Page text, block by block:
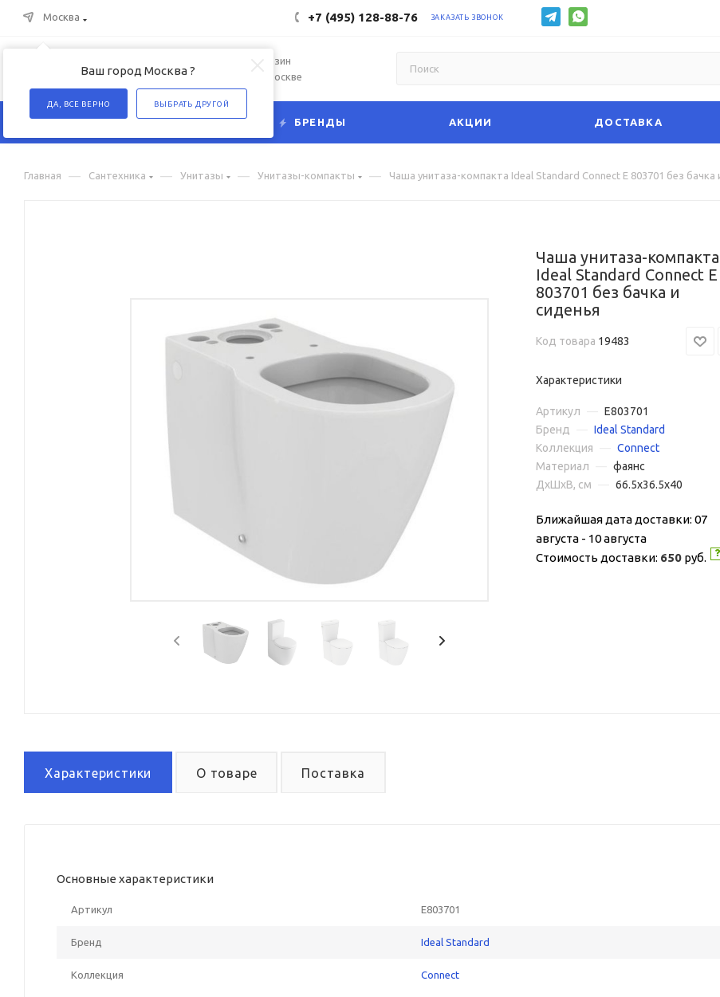
Москва
Ваш город Москва ?
ДА, ВСЕ ВЕРНО ВЫБРАТЬ ДРУГОЙ
+7 (495) 128-88-76 ЗАКАЗАТЬ ЗВОНОК
Интернет-магазин
сантехники в Москве
КАТАЛОГ БРЕНДЫ АКЦИИ ДОСТАВКА
Главная — Сантехника — Унитазы — Унитазы-компакты — Чаша унитаза-компакта Ideal Standard Connect E 803701 без бачка
Чаша унитаза-компакта
Ideal Standard Connect E
803701 без бачка и
сиденья
Код товара 19483
Характеристики
Артикул
E803701
Бренд
Ideal Standard
Коллекция
Connect
Материал
фаянс
ДxШxВ, см
66.5x36.5x40
Ближайшая дата доставки: 07
августа - 10 августа
Стоимость доставки: 650 руб.
Характеристики О товаре Поставка
Основные характеристики
Артикул E803701
Бренд Ideal Standard
Коллекция Connect